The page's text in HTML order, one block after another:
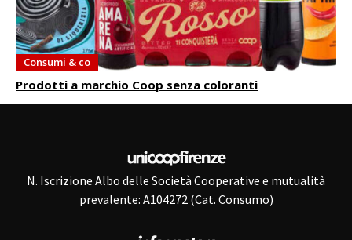
Consumi & co
Prodotti a marchio Coop senza coloranti
N. Iscrizione Albo delle Società Cooperative e mutualità
prevalente: A104272 (Cat. Consumo)